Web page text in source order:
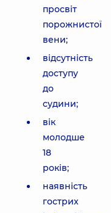
просвіт
порожнистої
вени;
відсутність
доступу
до
судини;
вік
молодше
18
років;
наявність
гострих